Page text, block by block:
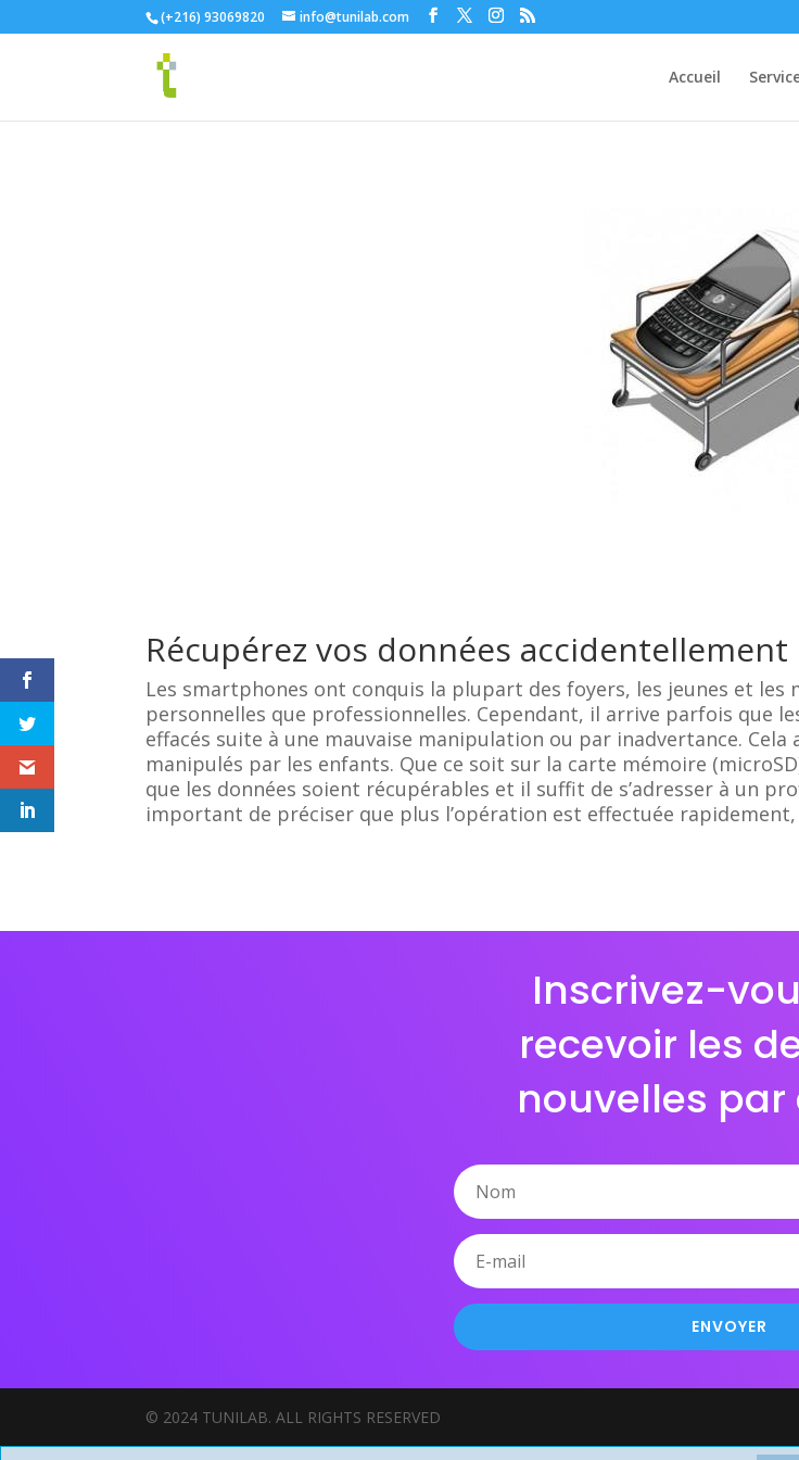
(+216) 93069820 info@tunilab.com
Accueil
Récupérez vos données
Les smartphones ont conquis la plupart des foyers, les jeunes et les
personnelles que professionnelles. Cependant, il arrive parfois que
effacés suite à une mauvaise manipulation ou par inadvertance.
manipulés par les enfants. Que ce soit sur la carte mémoire
que les données soient récupérables et il suffit de s’adresser à un
important de préciser que plus l’opération est effectuée
Inscrivez-
recevoir les
nouvelles
ENVOYER
© 2024 TUNILAB. ALL RIGHTS RESERVED